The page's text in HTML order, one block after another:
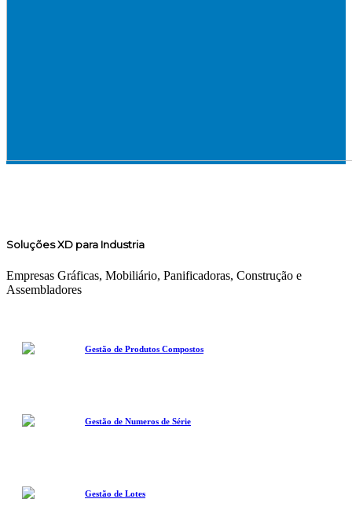
Soluções XD para Industria
Empresas Gráficas, Mobiliário, Panificadoras, Construção e
Assembladores
Gestão de Produtos Compostos
Gestão de Numeros de Série
Gestão de Lotes